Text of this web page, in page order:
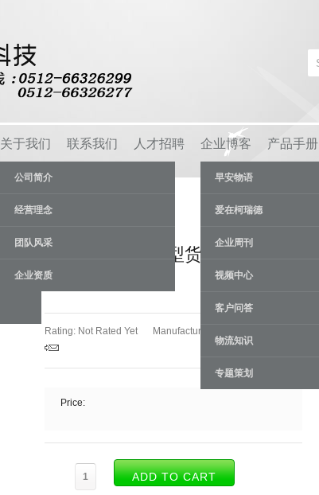
关于我们
公司简介
经营理念
团队风采
企业资质
联系我们 人才招聘 企业博客
早安物语
爱在柯瑞德
企业周刊
视频中心
客户问答
物流知识
专题策划
产品手册
苏州工业园区重型货架使仓库存储
一目了然
Rating: Not Rated Yet Manufacturer:
Price: